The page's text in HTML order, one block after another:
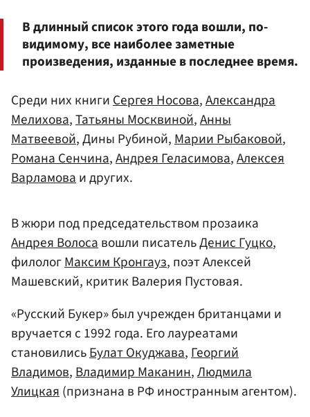
В длинный список этого года вошли, по-
видимому, все наиболее заметные
произведения, изданные в последнее время.
Среди них книгиСергея Носова,Александра
Мелихова,Татьяны Москвиной,Анны
Матвеевой, Дины Рубиной,Марии Рыбаковой,
Романа Сенчина,Андрея Геласимова,Алексея
Варламоваи других.
В жюри под председательством прозаика
Андрея Волосавошли писательДенис Гуцко,
филологМаксим Кронгауз, поэт Алексей
Машевский, критик Валерия Пустовая.
«Русский Букер» был учрежден британцами и
вручается с 1992 года. Его лауреатами
становилисьБулат Окуджава,Георгий
Владимов,Владимир Маканин,Людмила
Улицкая(признана в РФ иностранным агентом).